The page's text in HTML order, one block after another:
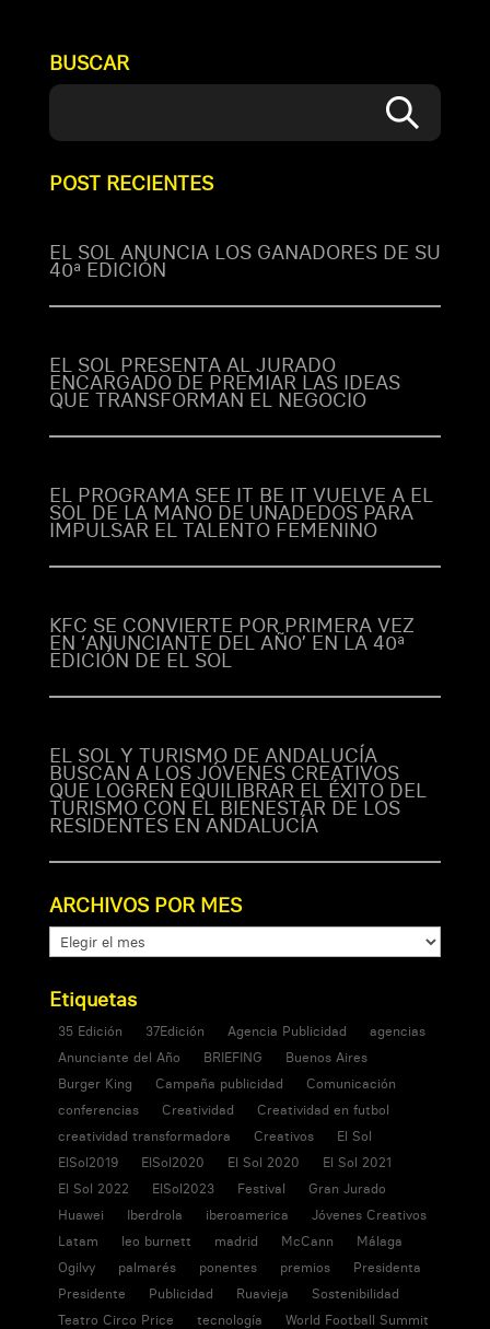
BUSCAR
POST RECIENTES
EL SOL ANUNCIA LOS GANADORES DE SU
40ª EDICIÓN
EL SOL PRESENTA AL JURADO
ENCARGADO DE PREMIAR LAS IDEAS
QUE TRANSFORMAN EL NEGOCIO
EL PROGRAMA SEE IT BE IT VUELVE A EL
SOL DE LA MANO DE UNADEDOS PARA
IMPULSAR EL TALENTO FEMENINO
KFC SE CONVIERTE POR PRIMERA VEZ
EN ‘ANUNCIANTE DEL AÑO’ EN LA 40ª
EDICIÓN DE EL SOL
EL SOL Y TURISMO DE ANDALUCÍA
BUSCAN A LOS JÓVENES CREATIVOS
QUE LOGREN EQUILIBRAR EL ÉXITO DEL
TURISMO CON EL BIENESTAR DE LOS
RESIDENTES EN ANDALUCÍA
ARCHIVOS POR MES
ARCHIVOS
POR
Etiquetas
35 Edición 37Edición Agencia Publicidad
agencias
Anunciante del Año
BRIEFING
Buenos Aires
Burger King
Campaña publicidad
Comunicación
conferencias
Creatividad
Creatividad en futbol
creatividad transformadora
Creativos
El Sol
ElSol2019
ElSol2020 El Sol 2020
El Sol 2021
El Sol 2022
ElSol2023 Festival
Gran Jurado
Huawei
Iberdrola iberoamerica
Jóvenes Creativos
Latam
leo burnett madrid McCann
Málaga
Ogilvy
palmarés ponentes premios
Presidenta
Presidente
Publicidad Ruavieja
Sostenibilidad
Teatro Circo Price
tecnología World Football Summit